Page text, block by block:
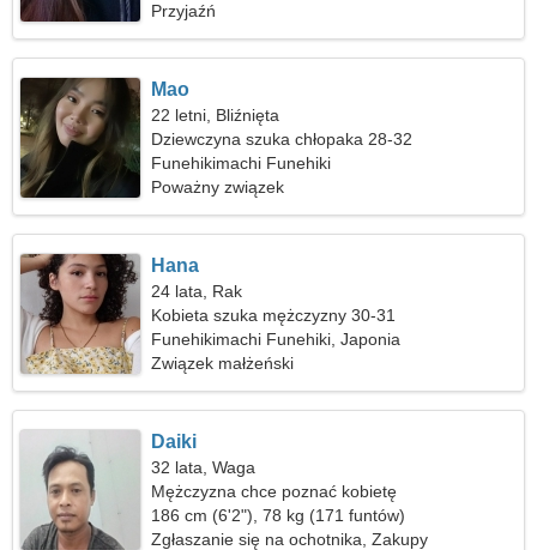
Przyjaźń
Mao
22 letni, Bliźnięta
Dziewczyna szuka chłopaka 28-32
Funehikimachi Funehiki
Poważny związek
Hana
24 lata, Rak
Kobieta szuka mężczyzny 30-31
Funehikimachi Funehiki, Japonia
Związek małżeński
Daiki
32 lata, Waga
Mężczyzna chce poznać kobietę
186 cm (6'2"), 78 kg (171 funtów)
Zgłaszanie się na ochotnika, Zakupy